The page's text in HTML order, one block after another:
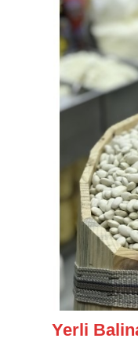
Yerli